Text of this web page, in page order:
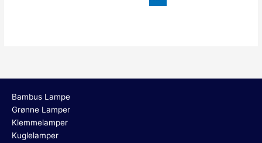
Bambus Lampe
Grønne Lamper
Klemmelamper
Kuglelamper